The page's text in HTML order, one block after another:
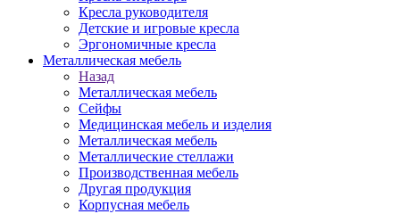
Кресла руководителя
Детские и игровые кресла
Эргономичные кресла
Металлическая мебель
Назад
Металлическая мебель
Сейфы
Медицинская мебель и изделия
Металлическая мебель
Металлические стеллажи
Производственная мебель
Другая продукция
Корпусная мебель